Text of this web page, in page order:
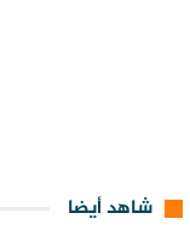
شاهد أيضا